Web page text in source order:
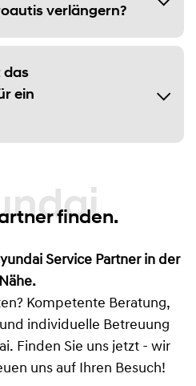
verlängern?
das
ein
finden.
Service Partner in der
Nähe.
Kompetente Beratung,
individuelle Betreuung
Finden Sie uns jetzt - wir
uns auf Ihren Besuch!